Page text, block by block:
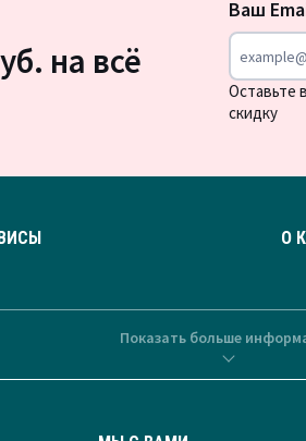
на всё
Ваш
Оставьте
скидку
О
Показать больше